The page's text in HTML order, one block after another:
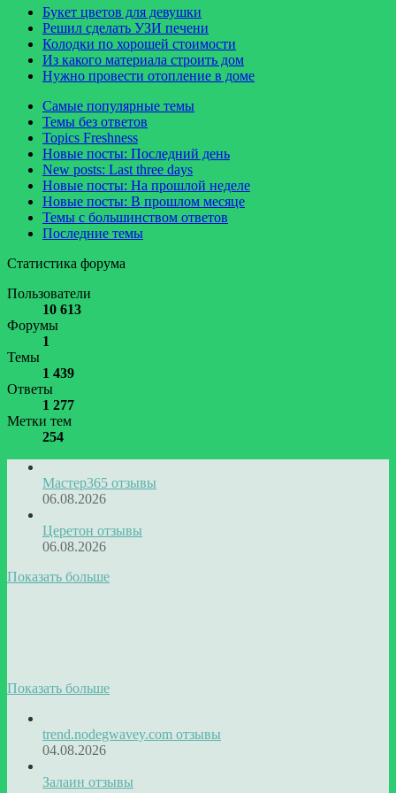
Букет цветов для девушки
Решил сделать УЗИ печени
Колодки по хорошей стоимости
Из какого материала строить дом
Нужно провести отопление в доме
Самые популярные темы
Темы без ответов
Topics Freshness
Новые посты: Последний день
New posts: Last three days
Новые посты: На прошлой неделе
Новые посты: В прошлом месяце
Темы с большинством ответов
Последние темы
Статистика форума
Пользователи
10 613
Форумы
1
Темы
1 439
Ответы
1 277
Метки тем
254
Мастер365 отзывы
06.08.2026
Церетон отзывы
06.08.2026
Показать больше
Показать больше
trend.nodegwavey.com отзывы
04.08.2026
Залаин отзывы